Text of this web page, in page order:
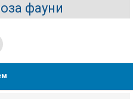
фауни